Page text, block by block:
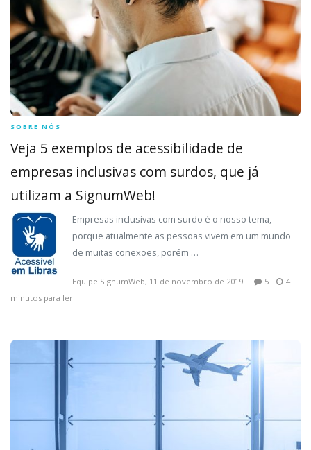
SOBRE NÓS
Veja 5 exemplos de acessibilidade de
empresas inclusivas com surdos, que já
utilizam a SignumWeb!
Empresas inclusivas com surdo é o nosso tema,
porque atualmente as pessoas vivem em um mundo
de muitas conexões, porém …
Equipe SignumWeb, 11 de novembro de 2019 5
4
minutos para ler